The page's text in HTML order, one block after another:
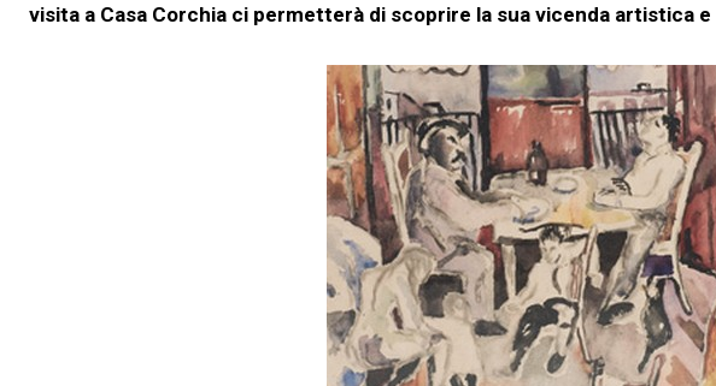
visita a Casa Corchia ci permetterà di scoprire la sua vicenda artistica e